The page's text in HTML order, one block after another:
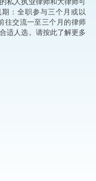
：全职参与三个月或以
往交流一至三个月的律师
适人选。请按此了解更多